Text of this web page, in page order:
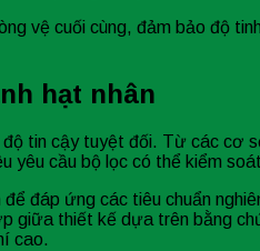
vệ cuối cùng, đảm bảo độ
hạt nhân
tin cậy tuyệt đối. Từ các cơ
yêu cầu bộ lọc có thể kiểm
đáp ứng các tiêu chuẩn
giữa thiết kế dựa trên bằng
cao.